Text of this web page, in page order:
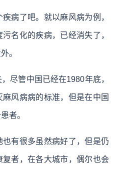
病了吧。就以麻风病为例，
名化的疾病，已经消失了，
。
尽管中国已经在1980年底，
风病病的标准，但是在中国
者。
有很多虽然病好了，但是仍
者，在各大城市，偶尔也会